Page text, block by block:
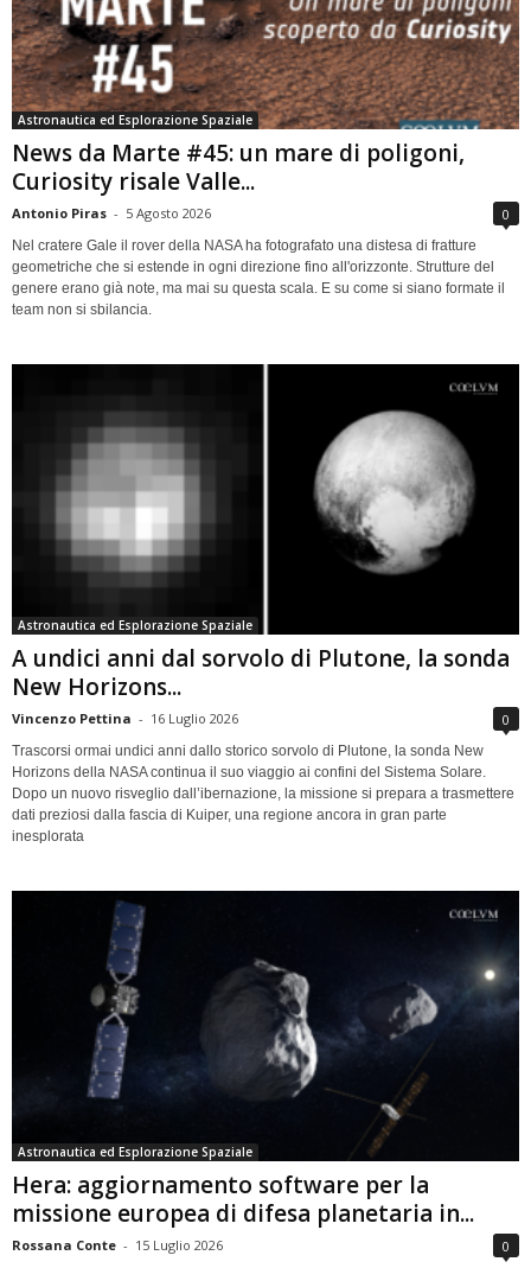
Astronautica ed Esplorazione Spaziale
News da Marte #45: un mare di poligoni,
Curiosity risale Valle...
Antonio Piras - 5 Agosto 2026 0
Nel cratere Gale il rover della NASA ha fotografato una distesa di fratture
geometriche che si estende in ogni direzione fino all'orizzonte. Strutture del
genere erano già note, ma mai su questa scala. E su come si siano formate il
team non si sbilancia.
Astronautica ed Esplorazione Spaziale
A undici anni dal sorvolo di Plutone, la sonda
New Horizons...
Vincenzo Pettina - 16 Luglio 2026 0
Trascorsi ormai undici anni dallo storico sorvolo di Plutone, la sonda New
Horizons della NASA continua il suo viaggio ai confini del Sistema Solare.
Dopo un nuovo risveglio dall’ibernazione, la missione si prepara a trasmettere
dati preziosi dalla fascia di Kuiper, una regione ancora in gran parte
inesplorata
Astronautica ed Esplorazione Spaziale
Hera: aggiornamento software per la
missione europea di difesa planetaria in...
Rossana Conte - 15 Luglio 2026 0